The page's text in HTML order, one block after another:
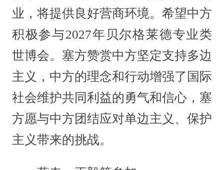
业，将提供良好营商环境。希望中方
积极参与2027年贝尔格莱德专业类
世博会。塞方赞赏中方坚定支持多边
主义，中方的理念和行动增强了国际
社会维护共同利益的勇气和信心，塞
方愿与中方团结应对单边主义、保护
主义带来的挑战。